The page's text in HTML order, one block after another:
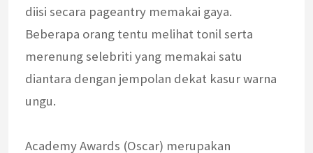
diisi secara pageantry memakai gaya.
Beberapa orang tentu melihat tonil serta
merenung selebriti yang memakai satu
diantara dengan jempolan dekat kasur warna
ungu.
Academy Awards (Oscar) merupakan